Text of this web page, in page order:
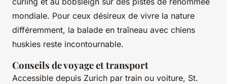
mondiale. Pour ceux désireux de vivre la nature
différemment, la balade en traîneau avec chiens
huskies reste incontournable.
Conseils de voyage et transport
Accessible depuis Zurich par train ou voiture, St.